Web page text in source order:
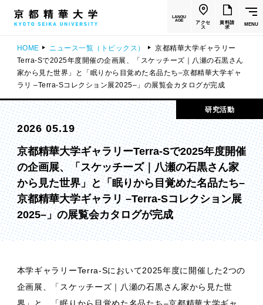
LANGU
AGE
アクセ
ス
資料請
求
MENU
HOME ニュース一覧（トピックス）
京都精華大学ギャラリー
Terra-Sで2025年度開催の企画展、「スケッチーズ｜八瀬の石黒さん
家から見た世界」と「眠りから目覚めた名品たち–京都精華大学ギャ
ラリ –Terra-Sコレクション展2025–」の展覧会カタログが完成
研究活動
2026 05.19
京都精華大学ギャラリーTerra-Sで2025年度開催
の企画展、「スケッチーズ｜八瀬の石黒さん家
から見た世界」と「眠りから目覚めた名品たち–
京都精華大学ギャラリ –Terra-Sコレクション展
2025–」の展覧会カタログが完成
本学ギャラリーTerra-Sにおいて2025年度に開催した2つの
企画展、「スケッチーズ｜八瀬の石黒さん家から見た世